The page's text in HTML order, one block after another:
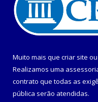
Muito mais que criar site ou
Realizamos uma
contrato que todas as
pública serão atendidas.